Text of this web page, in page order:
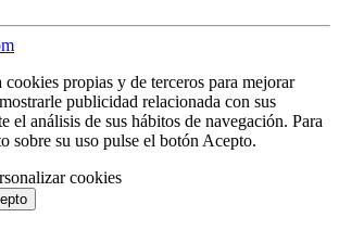
propias y de terceros para mejorar
publicidad relacionada con sus
el análisis de sus hábitos de navegación. Para
sobre su uso pulse el botón Acepto.
cookies